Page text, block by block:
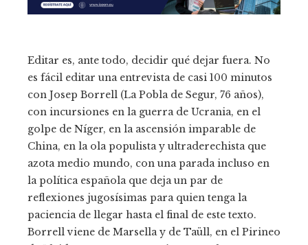
Editar es, ante todo, decidir qué dejar fuera. No
es fácil editar una entrevista de casi 100 minutos
con Josep Borrell (La Pobla de Segur, 76 años),
con incursiones en la guerra de Ucrania, en el
golpe de Níger, en la ascensión imparable de
China, en la ola populista y ultraderechista que
azota medio mundo, con una parada incluso en
la política española que deja un par de
reflexiones jugosísimas para quien tenga la
paciencia de llegar hasta el final de este texto.
Borrell viene de Marsella y de Taüll, en el Pirineo